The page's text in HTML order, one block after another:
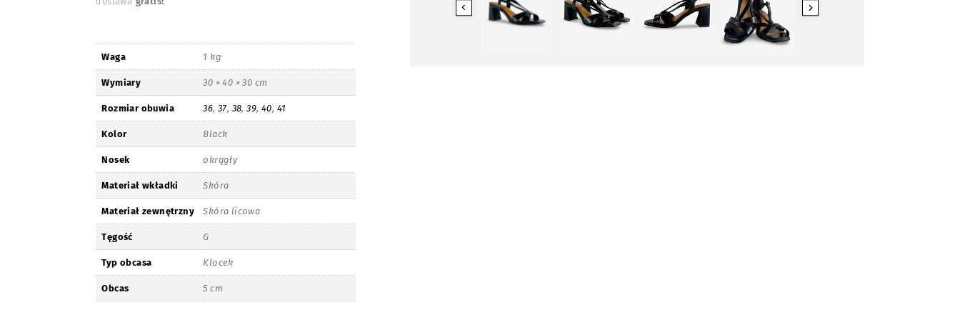
Waga 1 kg
Wymiary 30 × 40 × 30 cm
Rozmiar obuwia 36,37, 38,39, 40, 41
Kolor Black
Nosek okrągły
Materiał wkładki Skóra
Materiał zewnętrzny Skóra licowa
Tęgość G
Typ obcasa Klocek
Obcas 5 cm